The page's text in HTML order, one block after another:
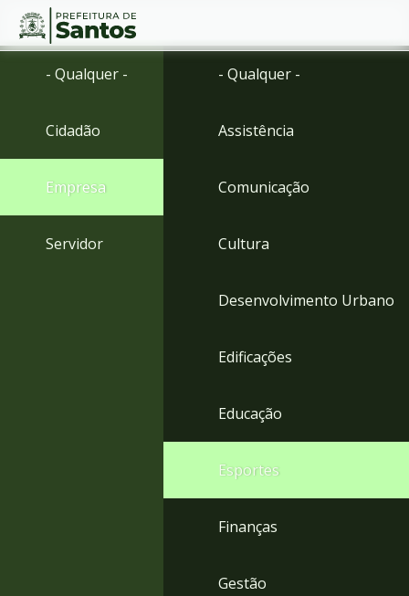
Ir
Ir
menu
Conteúdo
- Qualquer -
Cidadão
Empresa
Servidor
- Qualquer -
Assistência
Comunicação
Cultura
Desenvolvimento Urbano
Edificações
Educação
Esportes
Finanças
Gestão